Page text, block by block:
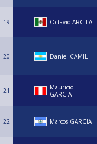
19 Octavio ARCILA
20 Daniel CAMIL
21
Mauricio
GARCIA
22 Marcos GARCIA